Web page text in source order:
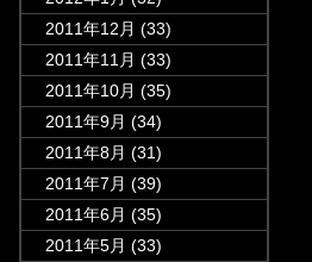
2011年12月 (33)
2011年11月 (33)
2011年10月 (35)
2011年9月 (34)
2011年8月 (31)
2011年7月 (39)
2011年6月 (35)
2011年5月 (33)